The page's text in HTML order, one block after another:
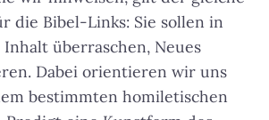
die Bibel-Links: Sie sollen in
überraschen, Neues
Dabei orientieren wir uns
bestimmten homiletischen